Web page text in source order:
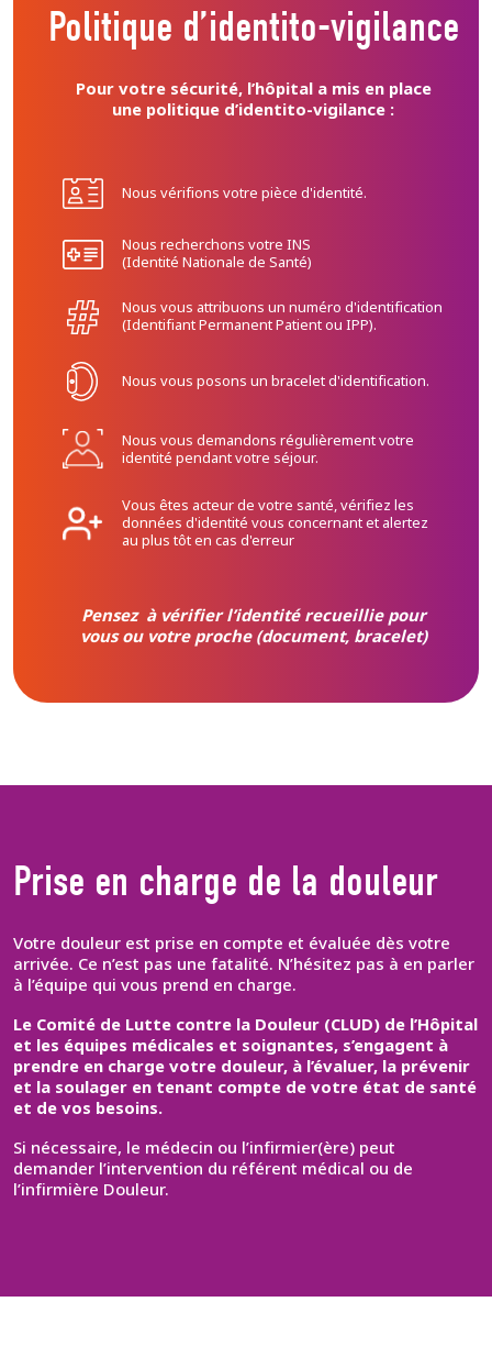
Politique d’identito-vigilance
Pour votre sécurité, l’hôpital a mis en place
une politique d’identito-vigilance :
Nous vérifions votre pièce d'identité.
Nous recherchons votre INS
(Identité Nationale de Santé)
Nous vous attribuons un numéro d'identification
(Identifiant Permanent Patient ou IPP).
Nous vous posons un bracelet d'identification.
Nous vous demandons régulièrement votre
identité pendant votre séjour.
Vous êtes acteur de votre santé, vérifiez les
données d'identité vous concernant et alertez
au plus tôt en cas d'erreur
Pensez à vérifier l’identité recueillie pour
vous ou votre proche (document, bracelet)
Prise en charge de la douleur
Votre douleur est prise en compte et évaluée dès votre
arrivée. Ce n’est pas une fatalité. N’hésitez pas à en parler
à l’équipe qui vous prend en charge.
Le Comité de Lutte contre la Douleur (CLUD) de l’Hôpital
et les équipes médicales et soignantes, s’engagent à
prendre en charge votre douleur, à l’évaluer, la prévenir
et la soulager en tenant compte de votre état de santé
et de vos besoins.
Si nécessaire, le médecin ou l’infirmier(ère) peut
demander l’intervention du référent médical ou de
l’infirmière Douleur.